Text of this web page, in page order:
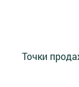
Точки